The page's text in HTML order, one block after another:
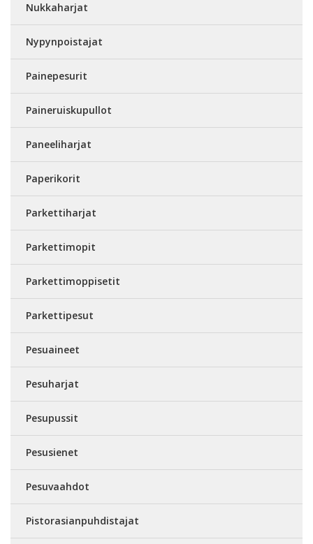
Nukkaharjat
Nypynpoistajat
Painepesurit
Paineruiskupullot
Paneeliharjat
Paperikorit
Parkettiharjat
Parkettimopit
Parkettimoppisetit
Parkettipesut
Pesuaineet
Pesuharjat
Pesupussit
Pesusienet
Pesuvaahdot
Pistorasianpuhdistajat